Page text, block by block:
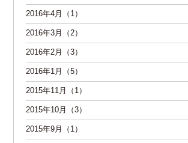
2016年4月（1）
2016年3月（2）
2016年2月（3）
2016年1月（5）
2015年11月（1）
2015年10月（3）
2015年9月（1）